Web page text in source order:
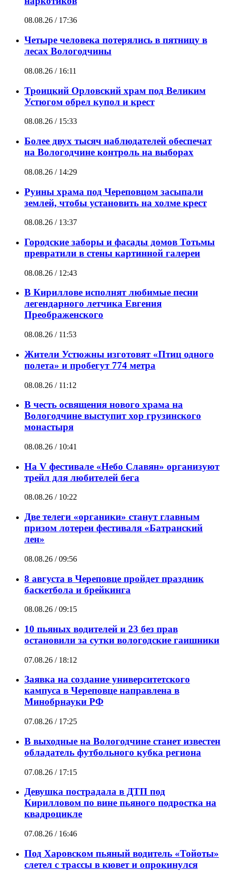
08.08.26 / 17:36
Четыре человека потерялись в пятницу в
лесах Вологодчины
08.08.26 / 16:11
Троицкий Орловский храм под Великим
Устюгом обрел купол и крест
08.08.26 / 15:33
Более двух тысяч наблюдателей обеспечат
на Вологодчине контроль на выборах
08.08.26 / 14:29
Руины храма под Череповцом засыпали
землей, чтобы установить на холме крест
08.08.26 / 13:37
Городские заборы и фасады домов Тотьмы
превратили в стены картинной галереи
08.08.26 / 12:43
В Кириллове исполнят любимые песни
легендарного летчика Евгения
Преображенского
08.08.26 / 11:53
Жители Устюжны изготовят «Птиц одного
полета» и пробегут 774 метра
08.08.26 / 11:12
В честь освящения нового храма на
Вологодчине выступит хор грузинского
монастыря
08.08.26 / 10:41
На V фестивале «Небо Славян» организуют
трейл для любителей бега
08.08.26 / 10:22
Две телеги «органики» станут главным
призом лотереи фестиваля «Батранский
лен»
08.08.26 / 09:56
8 августа в Череповце пройдет праздник
баскетбола и брейкинга
08.08.26 / 09:15
10 пьяных водителей и 23 без прав
остановили за сутки вологодские гаишники
07.08.26 / 18:12
Заявка на создание университетского
кампуса в Череповце направлена в
Минобрнауки РФ
07.08.26 / 17:25
В выходные на Вологодчине станет известен
обладатель футбольного кубка региона
07.08.26 / 17:15
Девушка пострадала в ДТП под
Кирилловом по вине пьяного подростка на
квадроцикле
07.08.26 / 16:46
Под Харовском пьяный водитель «Тойоты»
слетел с трассы в кювет и опрокинулся